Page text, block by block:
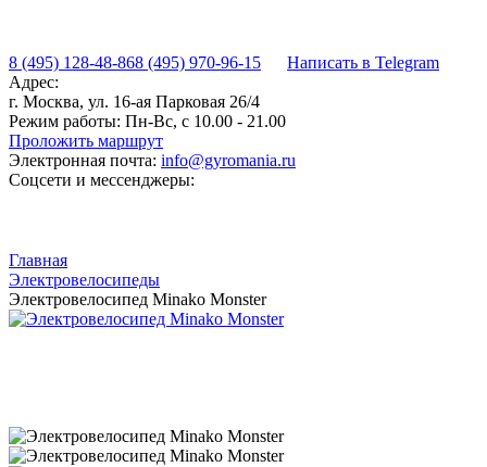
8 (495) 128-48-868 (495) 970-96-15
Написать в Telegram
Адрес:
г. Москва, ул. 16-ая Парковая 26/4
Режим работы: Пн-Вс, с 10.00 - 21.00
Проложить маршрут
Электронная почта: info@gyromania.ru
Соцсети и мессенджеры:
Главная
Электровелосипеды
Электровелосипед Minako Monster